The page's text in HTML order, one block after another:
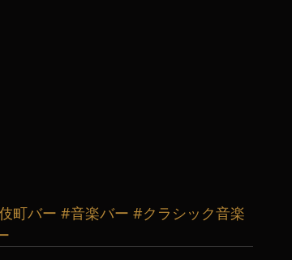
町バー #音楽バー #クラシック音楽